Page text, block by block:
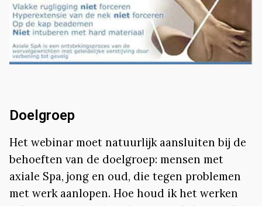
Doelgroep
Het webinar moet natuurlijk aansluiten bij de
behoeften van de doelgroep: mensen met
axiale Spa, jong en oud, die tegen problemen
met werk aanlopen. Hoe houd ik het werken